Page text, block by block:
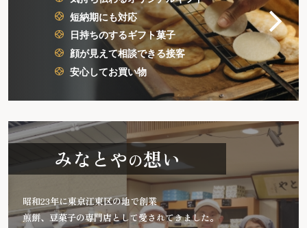
短納期にも対応
日持ちのするギフト菓子
顔が見えて相談できる接客
安心してお買い物
みなとやの想い
昭和23年に東京江東区の地で創業
煎餅、豆菓子の専門店として愛されてきました。